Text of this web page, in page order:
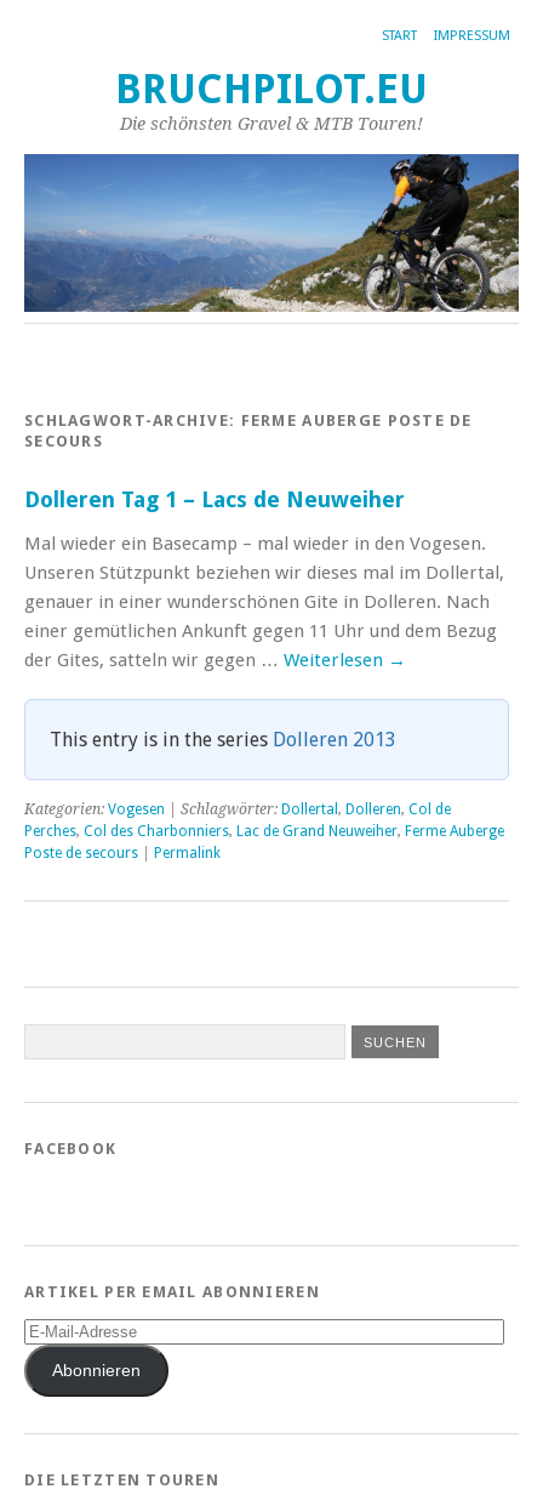
START IMPRESSUM
BRUCHPILOT.EU
Die schönsten Gravel & MTB Touren!
SCHLAGWORT-ARCHIVE: FERME AUBERGE POSTE DE
SECOURS
Dolleren Tag 1 – Lacs de Neuweiher
Mal wieder ein Basecamp – mal wieder in den Vogesen.
Unseren Stützpunkt beziehen wir dieses mal im Dollertal,
genauer in einer wunderschönen Gite in Dolleren. Nach
einer gemütlichen Ankunft gegen 11 Uhr und dem Bezug
der Gites, satteln wir gegen … Weiterlesen →
This entry is in the series Dolleren 2013
Kategorien: Vogesen | Schlagwörter: Dollertal , Dolleren, Col de
Perches, Col des Charbonniers, Lac de Grand Neuweiher, Ferme Auberge
Poste de secours
Permalink
FACEBOOK
ARTIKEL PER EMAIL ABONNIEREN
E-
Mail-
AdresseAbonnieren
DIE LETZTEN TOUREN